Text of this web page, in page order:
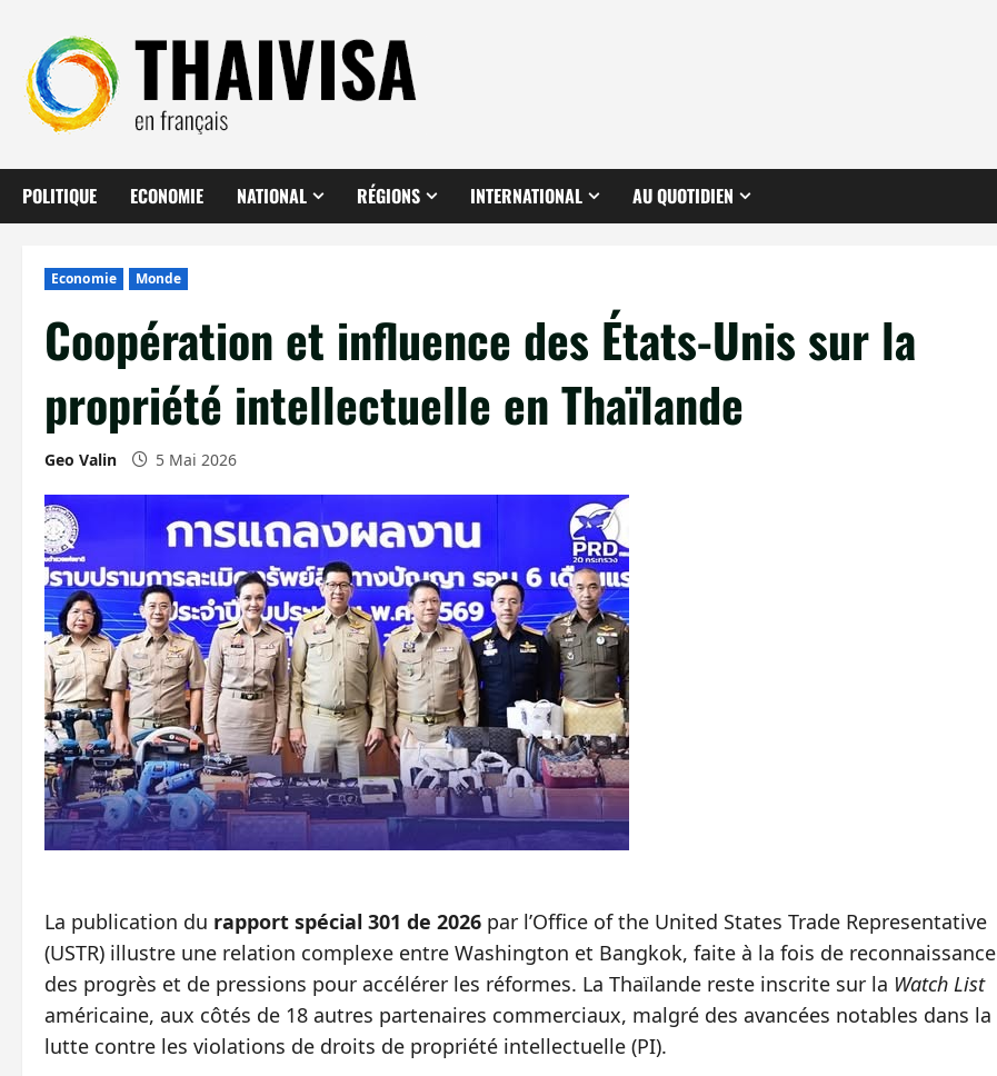
contenu
POLITIQUE ECONOMIE NATIONAL RÉGIONS INTERNATIONAL AU QUOTIDIEN
Economie Monde
Coopération et influence des États-Unis sur la
propriété intellectuelle en Thaïlande
Geo Valin 5 Mai 2026
La publication du rapport spécial 301 de 2026 par l’Office of the United States Trade Representative
(USTR) illustre une relation complexe entre Washington et Bangkok, faite à la fois de reconnaissance
des progrès et de pressions pour accélérer les réformes. La Thaïlande reste inscrite sur la Watch List
américaine, aux côtés de 18 autres partenaires commerciaux, malgré des avancées notables dans la
lutte contre les violations de droits de propriété intellectuelle (PI).